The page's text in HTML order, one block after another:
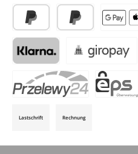
PayPal Später BezahlenApple
Klarna (via Stripe)Giropay (via Stripe)
Lastschrift Rechnung